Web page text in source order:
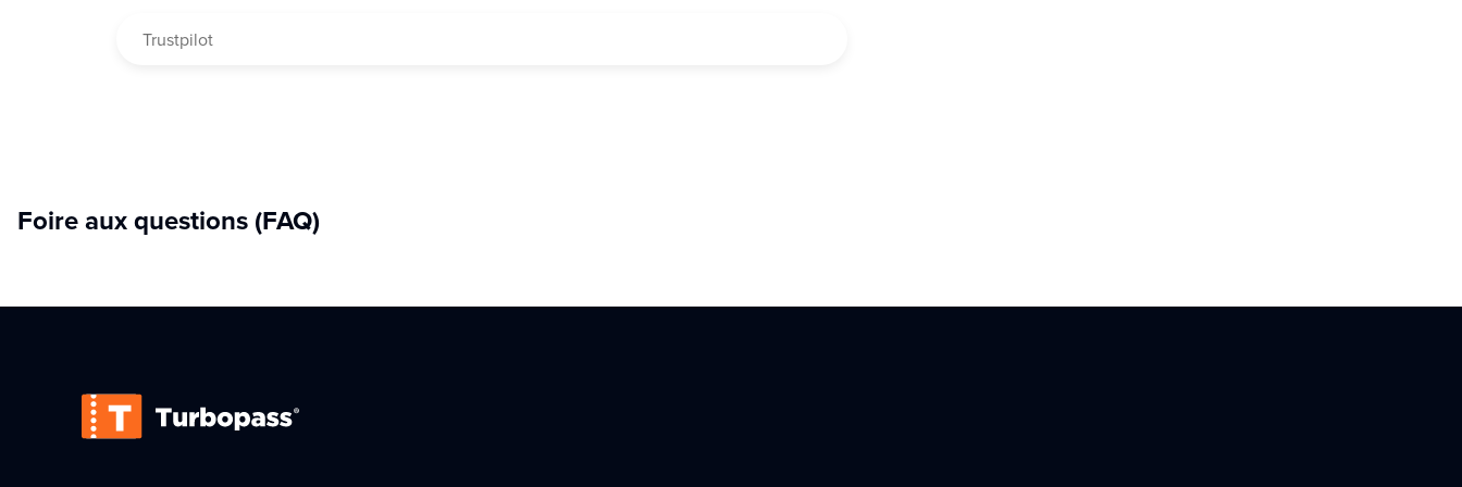
Trustpilot
Foire aux questions (FAQ)